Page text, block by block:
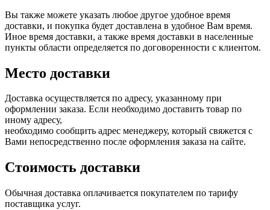
Вы также можете указать любое другое удобное время
доставки, и покупка будет доставлена в удобное Вам время.
Иное время доставки, а также время доставки в населенные
пункты области определяется по договоренности с клиентом.
Место доставки
Доставка осуществляется по адресу, указанному при
оформлении заказа. Если необходимо доставить товар по
иному адресу,
необходимо сообщить адрес менеджеру, который свяжется с
Вами непосредственно после оформления заказа на сайте.
Стоимость доставки
Обычная доставка оплачивается покупателем по тарифу
поставщика услуг.